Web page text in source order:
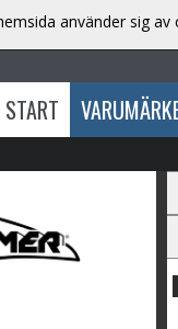
START
använder sig